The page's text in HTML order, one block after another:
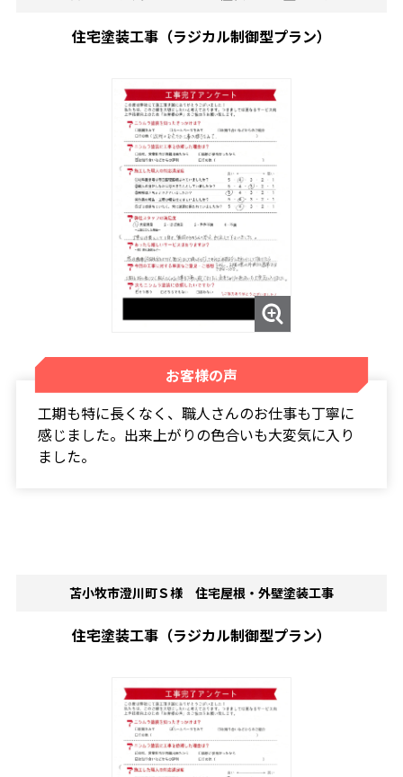
住宅塗装工事（ラジカル制御型プラン）
お客様の声
工期も特に長くなく、職人さんのお仕事も丁寧に
感じました。出来上がりの色合いも大変気に入り
ました。
苫小牧市澄川町Ｓ様 住宅屋根・外壁塗装工事
住宅塗装工事（ラジカル制御型プラン）